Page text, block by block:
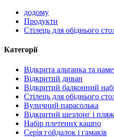
додому
Продукти
Стілець для обіднього
Категорії
Відкрита альтанка та
Відкритий диван
Відкритий балконний
Стілець для обіднього
Вуличний парасолька
Відкритий шезлонг і
Набір плетених кашпо
Серія гойдалок і гамаків